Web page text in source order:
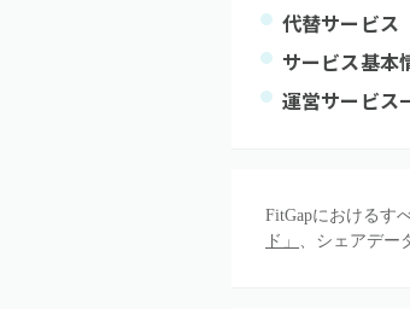
代替サービス
サービス基本
運営サービス
FitGapにおけるす
ド」 、シェアデー